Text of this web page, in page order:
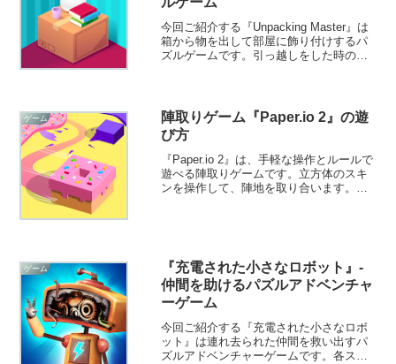
今回ご紹介する『Unpacking Master』は
箱から物を出して部屋に飾り付けするパ
ズルゲームです。引っ越しをした時のよ
できますよ！
ゲーム
陣取りゲーム『Paper.io 2』の遊
び方
『Paper.io 2』は、手軽な操作とルールで
遊べる陣取りゲームです。立方体のスキ
ンを操作して、陣地を取り合います。指
ゲーム
『充電された小さなロボット』-
仲間を助けるパズルアドベンチャ
ーゲーム
今回ご紹介する『充電された小さなロボ
ット』は連れ去られた仲間を救い出すパ
ズルアドベンチャーゲームです。各ステ